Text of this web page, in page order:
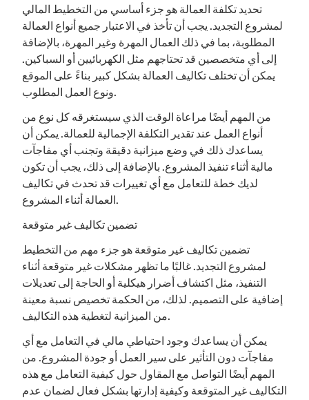
تحديد تكلفة العمالة هو جزء أساسي من التخطيط المالي
لمشروع التجديد. يجب أن تأخذ في الاعتبار جميع أنواع العمالة
المطلوبة، بما في ذلك العمال المهرة وغير المهرة، بالإضافة
إلى أي متخصصين قد تحتاجهم مثل الكهربائيين أو السباكين.
يمكن أن تختلف تكاليف العمالة بشكل كبير بناءً على الموقع
ونوع العمل المطلوب.
من المهم أيضًا مراعاة الوقت الذي سيستغرقه كل نوع من
أنواع العمل عند تقدير التكلفة الإجمالية للعمالة. يمكن أن
يساعدك ذلك في وضع ميزانية دقيقة وتجنب أي مفاجآت
مالية أثناء تنفيذ المشروع. بالإضافة إلى ذلك، يجب أن تكون
لديك خطة للتعامل مع أي تغييرات قد تحدث في تكاليف
العمالة أثناء المشروع.
تضمين تكاليف غير متوقعة
تضمين تكاليف غير متوقعة هو جزء مهم من التخطيط
لمشروع التجديد. غالبًا ما تظهر مشكلات غير متوقعة أثناء
التنفيذ، مثل اكتشاف أضرار هيكلية أو الحاجة إلى تعديلات
إضافية على التصميم. لذلك، من الحكمة تخصيص نسبة معينة
من الميزانية لتغطية هذه التكاليف.
يمكن أن يساعدك وجود احتياطي مالي في التعامل مع أي
مفاجآت دون التأثير على سير العمل أو جودة المشروع. من
المهم أيضًا التواصل مع المقاول حول كيفية التعامل مع هذه
التكاليف غير المتوقعة وكيفية إدارتها بشكل فعال لضمان عدم